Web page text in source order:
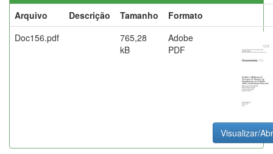
Arquivo
Descrição Tamanho
Formato
Doc156.pdf
765,28
kB
Adobe
PDF
Visualizar/